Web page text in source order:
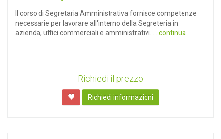
Il corso di Segretaria Amministrativa fornisce competenze
necessarie per lavorare all'interno della Segreteria in
azienda, uffici commerciali e amministrativi.
... continua
Richiedi il prezzo
Richiedi informazioni